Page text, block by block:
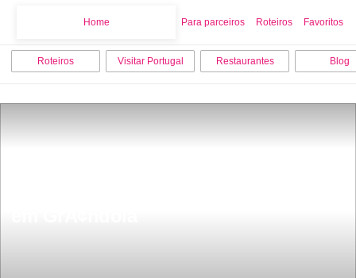
Home Para parceiros Roteiros Favoritos
Roteiros Visitar Portugal Restaurantes Blog